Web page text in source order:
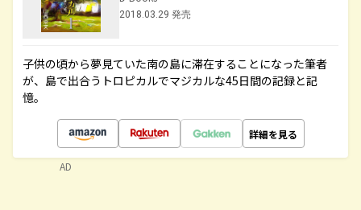
2018.03.29 発売
子供の頃から夢見ていた南の島に滞在することになった筆者
が、島で出合うトロピカルでマジカルな45日間の記録と記
憶。
詳細を見る
AD